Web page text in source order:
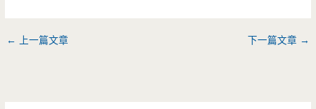
← 上一篇文章 下一篇文章 →